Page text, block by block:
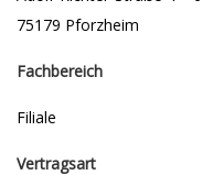
75179 Pforzheim
Fachbereich
Filiale
Vertragsart